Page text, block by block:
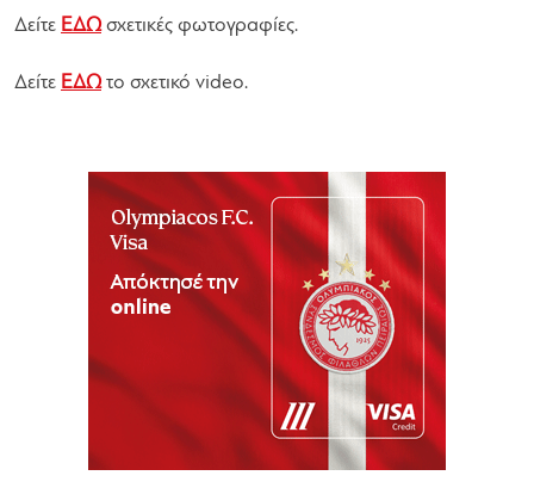
Δείτε ΕΔΩσχετικές φωτογραφίες.
Δείτε ΕΔΩτο σχετικό video.